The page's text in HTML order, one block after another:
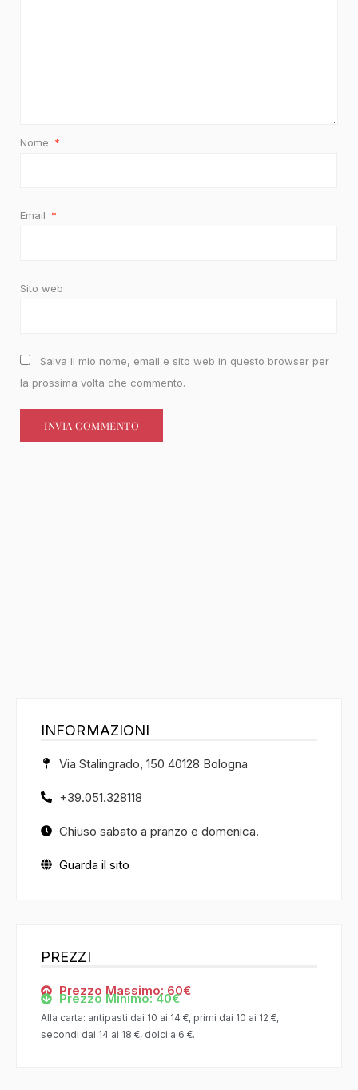
Nome *
Email *
Sito web
Salva il mio nome, email e sito web in questo browser per
la prossima volta che commento.
INFORMAZIONI
Via Stalingrado, 150 40128 Bologna
+39.051.328118
Chiuso sabato a pranzo e domenica.
Guarda il sito
PREZZI
Prezzo Massimo: 60€
Prezzo Minimo: 40€
Alla carta: antipasti dai 10 ai 14 €, primi dai 10 ai 12 €,
secondi dai 14 ai 18 €, dolci a 6 €.